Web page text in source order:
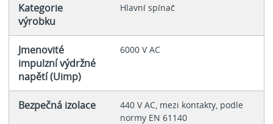
Kategorie
výrobku
Hlavní spínač
Jmenovité
impulzní výdržné
napětí (Uimp)
6000 V AC
Bezpečná izolace
440 V AC, mezi kontakty, podle
normy EN 61140